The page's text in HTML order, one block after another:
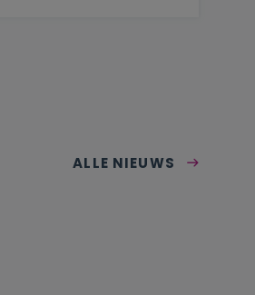
ALLE NIEUWS